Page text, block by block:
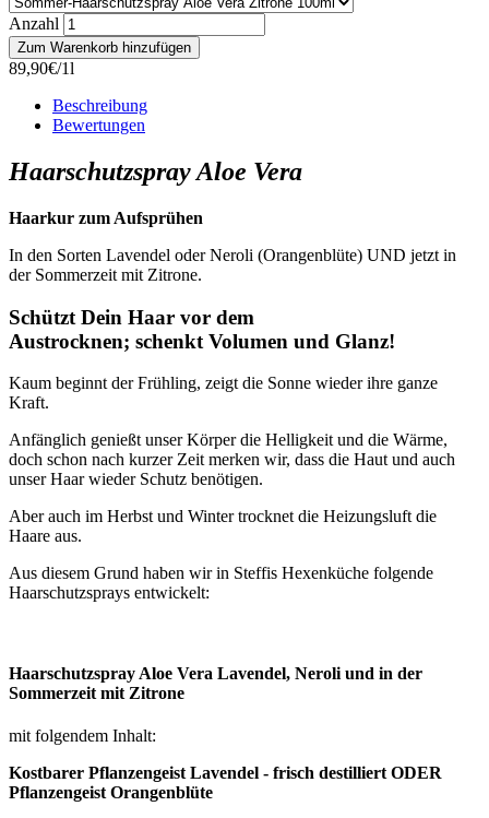
Anzahl
89,90€/1l
Beschreibung
Bewertungen
Haarschutzspray Aloe Vera
Haarkur zum Aufsprühen
In den Sorten Lavendel oder Neroli (Orangenblüte) UND jetzt in
der Sommerzeit mit Zitrone.
Schützt Dein Haar vor dem
Austrocknen; schenkt Volumen und Glanz!
Kaum beginnt der Frühling, zeigt die Sonne wieder ihre ganze
Kraft.
Anfänglich genießt unser Körper die Helligkeit und die Wärme,
doch schon nach kurzer Zeit merken wir, dass die Haut und auch
unser Haar wieder Schutz benötigen.
Aber auch im Herbst und Winter trocknet die Heizungsluft die
Haare aus.
Aus diesem Grund haben wir in Steffis Hexenküche folgende
Haarschutzsprays entwickelt:
Haarschutzspray Aloe Vera Lavendel, Neroli und in der
Sommerzeit mit Zitrone
mit folgendem Inhalt:
Kostbarer Pflanzengeist Lavendel - frisch destilliert ODER
Pflanzengeist Orangenblüte